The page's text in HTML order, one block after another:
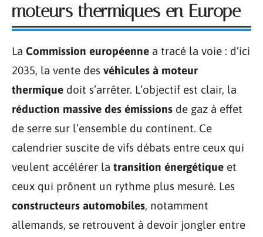
moteurs thermiques en Europe
La Commission européenne a tracé la voie : d’ici
2035, la vente des véhicules à moteur
thermique doit s’arrêter. L’objectif est clair, la
réduction massive des émissions de gaz à effet
de serre sur l’ensemble du continent. Ce
calendrier suscite de vifs débats entre ceux qui
veulent accélérer la transition énergétique et
ceux qui prônent un rythme plus mesuré. Les
constructeurs automobiles, notamment
allemands, se retrouvent à devoir jongler entre